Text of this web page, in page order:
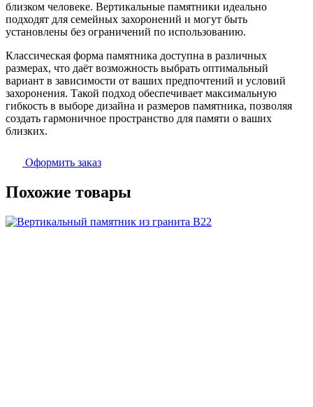
близком человеке. Вертикальные памятники идеально
подходят для семейных захоронений и могут быть
установлены без ограничений по использованию.
Классическая форма памятника доступна в различных
размерах, что даёт возможность выбрать оптимальный
вариант в зависимости от ваших предпочтений и условий
захоронения. Такой подход обеспечивает максимальную
гибкость в выборе дизайна и размеров памятника, позволяя
создать гармоничное пространство для памяти о ваших
близких.
Оформить заказ
Похожие товары